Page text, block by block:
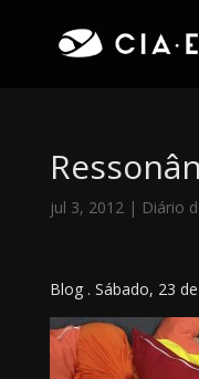
jul 3, 2012| Diário
Blog . Sábado, 23